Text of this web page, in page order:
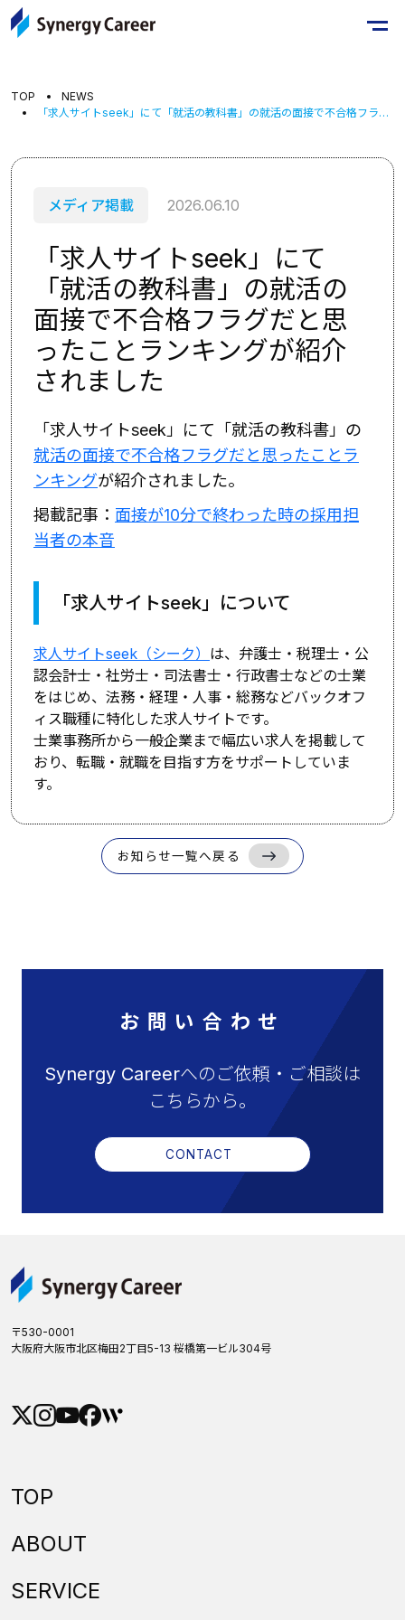
TOP
NEWS
「求人サイトseek」にて「就活の教科書」の就活の面接で不合格フラグだと思ったことランキングが紹介されました
メディア掲載 2026.06.10
「求人サイトseek」にて
「就活の教科書」の就活の
面接で不合格フラグだと思
ったことランキングが紹介
されました
「求人サイトseek」にて「就活の教科書」の
就活の面接で不合格フラグだと思ったことラ
ンキングが紹介されました。
掲載記事： 面接が10分で終わった時の採用担
当者の本音
「求人サイトseek」について
求人サイトseek（シーク） は、弁護士・税理士・公
認会計士・ 社労士・司法書士・行政書士などの士業
をはじめ、法務・経理・ 人事・総務などバックオフ
ィス職種に特化した求人サイトです。
士業事務所から一般企業まで幅広い求人を掲載して
おり、転職・ 就職を目指す方をサポートしていま
す。
お知らせ一覧へ戻る
お問い合わせ
Synergy Careerへのご依頼・ご相談は
こちらから。
CONTACT
〒530-0001
大阪府大阪市北区梅田2丁目5-13 桜橋第一ビル304号
TOP
ABOUT
SERVICE